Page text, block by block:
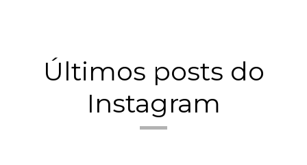
Últimos posts do
Instagram